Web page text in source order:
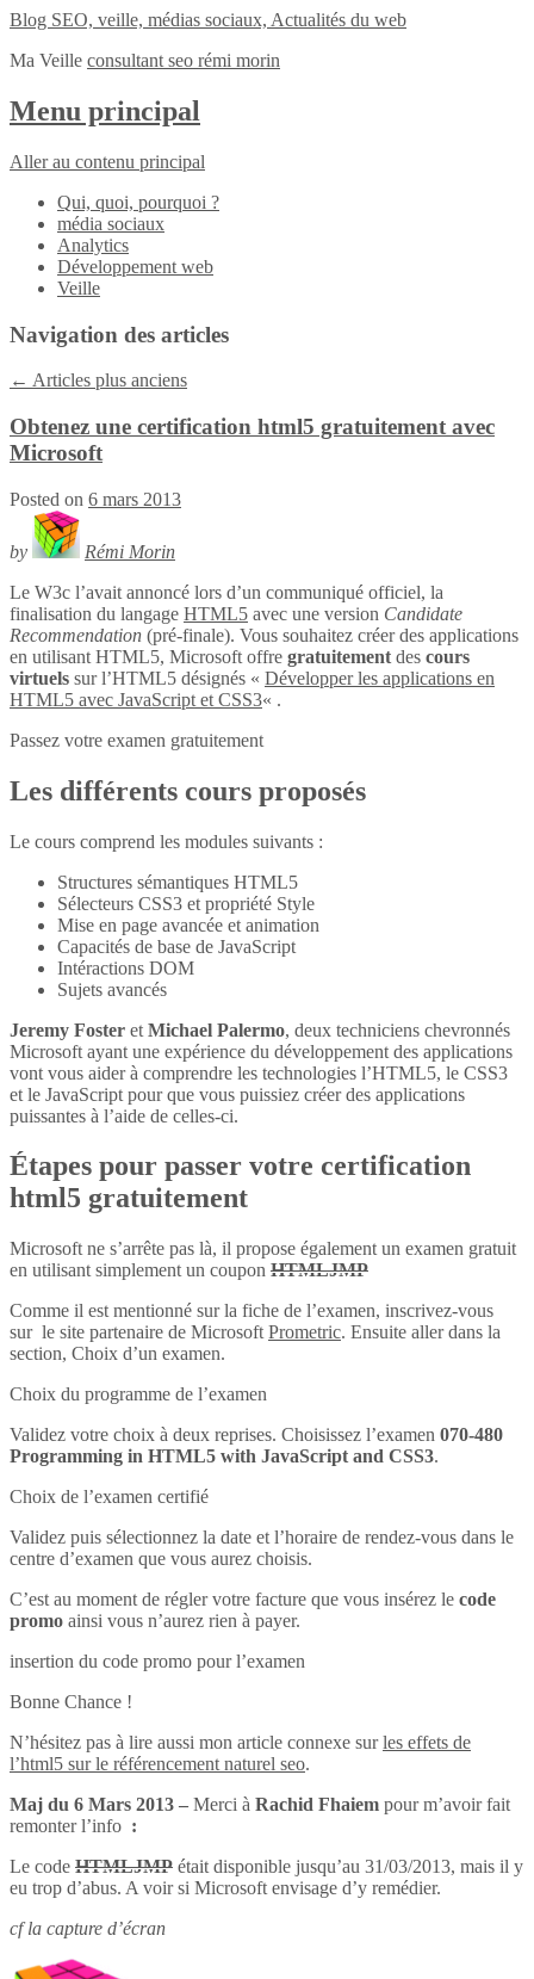
Blog SEO, veille, médias sociaux, Actualités du web
Ma Veille consultant seo rémi morin
Menu principal
Aller au contenu principal
Qui, quoi, pourquoi ?
média sociaux
Analytics
Développement web
Veille
Navigation des articles
← Articles plus anciens
Obtenez une certification html5 gratuitement avec
Microsoft
Posted on 6 mars 2013
by
Rémi Morin
Le W3c l’avait annoncé lors d’un communiqué officiel, la
finalisation du langage HTML5 avec une version Candidate
Recommendation (pré-finale). Vous souhaitez créer des applications
en utilisant HTML5, Microsoft offre gratuitement des cours
virtuels sur l’HTML5 désignés « Développer les applications en
HTML5 avec JavaScript et CSS3« .
Passez votre examen gratuitement
Les différents cours proposés
Le cours comprend les modules suivants :
Structures sémantiques HTML5
Sélecteurs CSS3 et propriété Style
Mise en page avancée et animation
Capacités de base de JavaScript
Intéractions DOM
Sujets avancés
Jeremy Foster et Michael Palermo, deux techniciens chevronnés
Microsoft ayant une expérience du développement des applications
vont vous aider à comprendre les technologies l’HTML5, le CSS3
et le JavaScript pour que vous puissiez créer des applications
puissantes à l’aide de celles-ci.
Étapes pour passer votre certification
html5 gratuitement
Microsoft ne s’arrête pas là, il propose également un examen gratuit
en utilisant simplement un coupon HTMLJMP
Comme il est mentionné sur la fiche de l’examen, inscrivez-vous
sur le site partenaire de Microsoft Prometric. Ensuite aller dans la
section, Choix d’un examen.
Choix du programme de l’examen
Validez votre choix à deux reprises. Choisissez l’examen 070-480
Programming in HTML5 with JavaScript and CSS3.
Choix de l’examen certifié
Validez puis sélectionnez la date et l’horaire de rendez-vous dans le
centre d’examen que vous aurez choisis.
C’est au moment de régler votre facture que vous insérez le code
promo ainsi vous n’aurez rien à payer.
insertion du code promo pour l’examen
Bonne Chance !
N’hésitez pas à lire aussi mon article connexe surles effets de
l’html5 sur le référencement naturel seo.
Maj du 6 Mars 2013 – Merci à Rachid Fhaiem pour m’avoir fait
remonter l’info :
Le code HTMLJMP était disponible jusqu’au 31/03/2013, mais il y
eu trop d’abus. A voir si Microsoft envisage d’y remédier.
cf la capture d’écran